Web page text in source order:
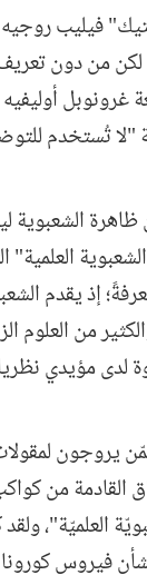
فيليب
من دون تعريف
غرونوبل
"لا تُستخدم
ظاهرة
إذ يقدم
من العلوم
لدى مؤيدي
يروجون
القادمة من
العلميّة"،
فيروس